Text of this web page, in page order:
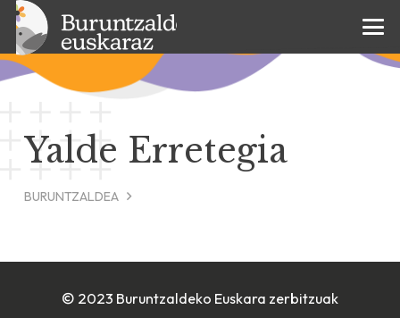
Yalde Erretegia
BURUNTZALDEA
© 2023 Buruntzaldeko Euskara zerbitzuak